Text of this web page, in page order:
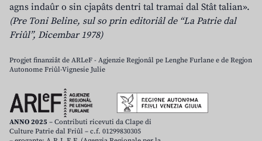
agns indaûr o sin cjapâts dentri tal tramai dal Stât talian».
(Pre Toni Beline, sul so prin editoriâl de “La Patrie dal
Friûl”, Dicembar 1978)
Progjet finanziât de ARLeF - Agjenzie Regjonâl pe Lenghe Furlane e de Regjon
Autonome Friûl-Vignesie Julie
ANNO 2025 – Contributi ricevuti da Clape di
Culture Patrie dal Friûl – c.f. 01299830305